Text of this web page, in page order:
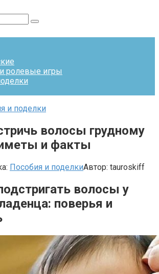
ролевые игры
и поделки
волосы грудному
и факты
Пособия и поделкиАвтор: tauroskiff
волосы у
поверья и